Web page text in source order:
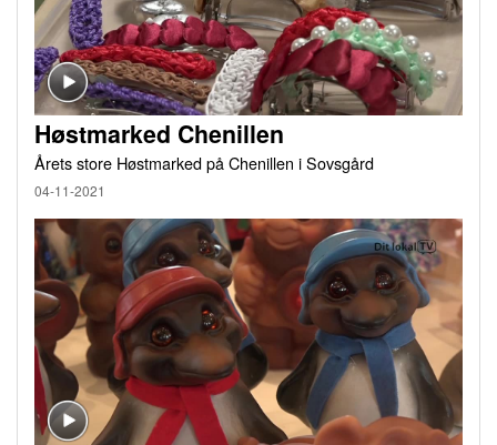
Høstmarked Chenillen
Årets store Høstmarked på Chenillen i Sovsgård
04-11-2021